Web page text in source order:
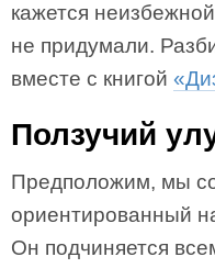
кажется
не придумали.
вместе с книгой
Ползучий
Предположим, мы
ориентированный
Он подчиняется